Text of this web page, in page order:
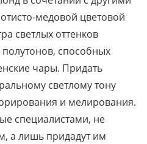
медовой цветовой
светлых оттенков
способных
чары. Придать
светлому тону
и мелирования.
специалистами, не
а лишь придадут им